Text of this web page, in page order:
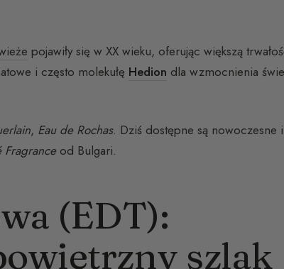
pojawiły się w XX wieku, oferując większą
i często molekułę Hedion dla wzmocnienia
, Eau de Rochas. Dziś dostępne są nowoczesne
Fragranceod Bulgari.
(EDT):
szlak